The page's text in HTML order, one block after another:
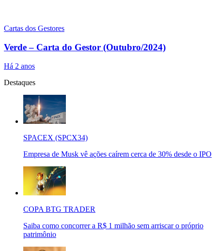
Cartas dos Gestores
Verde – Carta do Gestor (Outubro/2024)
Há 2 anos
Destaques
SPACEX (SPCX34)
Empresa de Musk vê ações caírem cerca de 30% desde o IPO
COPA BTG TRADER
Saiba como concorrer a R$ 1 milhão sem arriscar o próprio
patrimônio